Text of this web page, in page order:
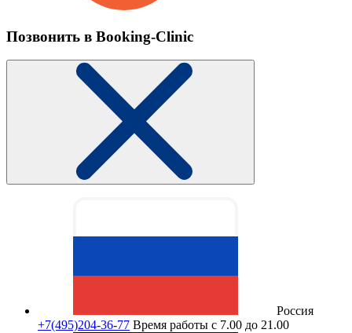
Позвонить в Booking-Clinic
Россия
+7(495)204-36-77 Время работы с 7.00 до 21.00